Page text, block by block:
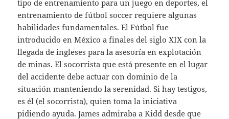
tipo de entrenamiento para un juego en deportes, el
entrenamiento de fútbol soccer requiere algunas
habilidades fundamentales. El Fútbol fue
introducido en México a finales del siglo XIX con la
llegada de ingleses para la asesoría en explotación
de minas. El socorrista que está presente en el lugar
del accidente debe actuar con dominio de la
situación manteniendo la serenidad. Si hay testigos,
es él (el socorrista), quien toma la iniciativa
pidiendo ayuda. James admiraba a Kidd desde que